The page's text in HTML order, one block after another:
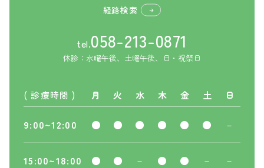
経路検索
tel.058-213-0871
休診：水曜午後、土曜午後、日・祝祭日
( 診療時間 ) 月 火 水 木 金 土 日
9:00~12:00 ● ● ● ● ● ● －
15:00~18:00 ● ● － ● ● － －